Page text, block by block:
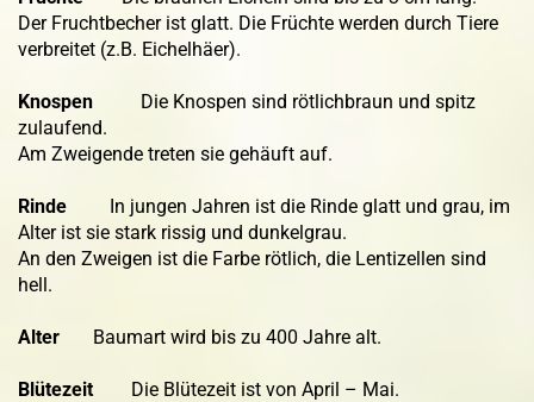
Der Fruchtbecher ist glatt. Die Früchte werden durch Tiere
verbreitet (z.B. Eichelhäer).
Knospen Die Knospen sind rötlichbraun und spitz
zulaufend.
Am Zweigende treten sie gehäuft auf.
Rinde In jungen Jahren ist die Rinde glatt und grau, im
Alter ist sie stark rissig und dunkelgrau.
An den Zweigen ist die Farbe rötlich, die Lentizellen sind
hell.
Alter Baumart wird bis zu 400 Jahre alt.
Blütezeit Die Blütezeit ist von April – Mai.